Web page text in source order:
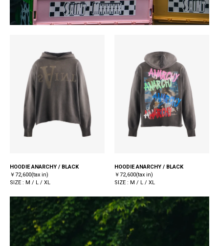
HOODIE ANARCHY / BLACK
￥72,600(tax in)
SIZE : M / L / XL
HOODIE ANARCHY / BLACK
￥72,600(tax in)
SIZE : M / L / XL